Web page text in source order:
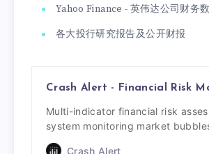
Yahoo Finance - 英伟达公司财务
各大投行研究报告及公开财报
Crash Alert - Financial Risk
Multi-indicator financial risk
system monitoring market
concentration, and crash warning
Crash Alert